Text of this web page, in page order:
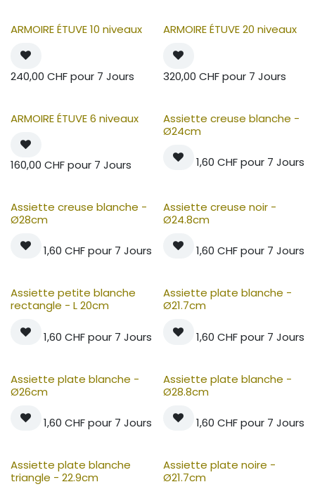
ARMOIRE ÉTUVE 10 niveaux
240,00 CHFpour 7 Jours
ARMOIRE ÉTUVE 20 niveaux
320,00 CHFpour 7 Jours
ARMOIRE ÉTUVE 6 niveaux
160,00 CHFpour 7 Jours
Assiette creuse blanche -
Ø24cm
1,60 CHFpour 7 Jours
Assiette creuse blanche -
Ø28cm
1,60 CHFpour 7 Jours
Assiette creuse noir -
Ø24.8cm
1,60 CHFpour 7 Jours
Assiette petite blanche
rectangle - L 20cm
1,60 CHFpour 7 Jours
Assiette plate blanche -
Ø21.7cm
1,60 CHFpour 7 Jours
Assiette plate blanche -
Ø26cm
1,60 CHFpour 7 Jours
Assiette plate blanche -
Ø28.8cm
1,60 CHFpour 7 Jours
Assiette plate blanche
triangle - 22.9cm
Assiette plate noire -
Ø21.7cm